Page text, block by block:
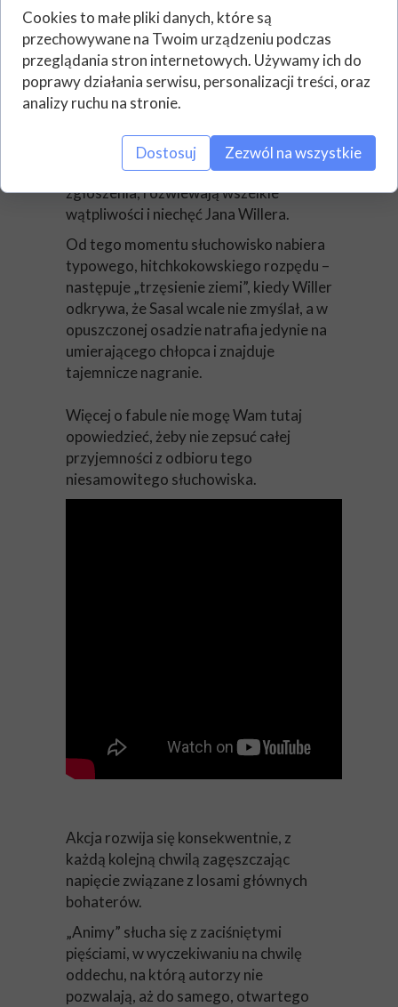
charakterystyczny głos Lecha Dyblika) i
oznajmia, że w sąsiedniej wsi, z której
wraca zniknęli wszyscy mieszkańcy.
Policjanci pierwotnie nie chcą przyjąć
zgłoszenia rozhisteryzowanego Sasala,
komisarz Byder (Barbara Kurzaj) –
polecenie służbowe sprawdzenia
zgłoszenia, rozwiewają wszelkie
wątpliwości i niechęć Jana Willera.
Od tego momentu słuchowisko nabiera
typowego, hitchkokowskiego rozpędu –
następuje „trzęsienie ziemi”, kiedy Willer
odkrywa, że Sasal wcale nie zmyślał, a w
opuszczonej osadzie natrafia jedynie na
umierającego chłopca i znajduje
tajemnicze nagranie.
Więcej o fabule nie mogę Wam tutaj
opowiedzieć, żeby nie zepsuć całej
przyjemności z odbioru tego
niesamowitego słuchowiska.
Akcja rozwija się konsekwentnie, z
każdą kolejną chwilą zagęszczając
napięcie związane z losami głównych
bohaterów.
„Animy” słucha się z zaciśniętymi
pięściami, w wyczekiwaniu na chwilę
oddechu, na którą autorzy nie
pozwalają, aż do samego, otwartego
Cookies to małe pliki danych, które są
przechowywane na Twoim urządzeniu podczas
przeglądania stron internetowych. Używamy ich do
poprawy działania serwisu, personalizacji treści, oraz
analizy ruchu na stronie.
Dostosuj Zezwól na wszystkie